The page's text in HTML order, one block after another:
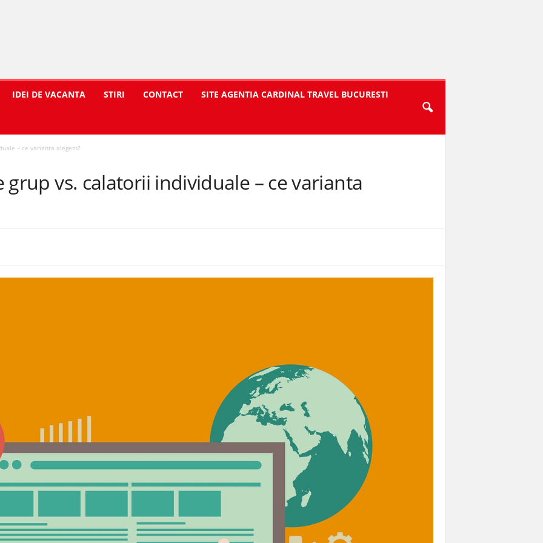
IDEI DE VACANTA STIRI CONTACT SITE AGENTIA CARDINAL TRAVEL BUCURESTI
– ce varianta alegem?
grup vs. calatorii individuale – ce varianta